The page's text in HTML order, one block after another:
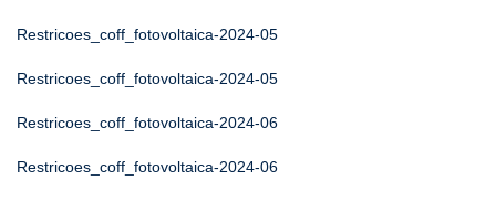
Restricoes_coff_fotovoltaica-2024-05
Restricoes_coff_fotovoltaica-2024-05
Restricoes_coff_fotovoltaica-2024-06
Restricoes_coff_fotovoltaica-2024-06